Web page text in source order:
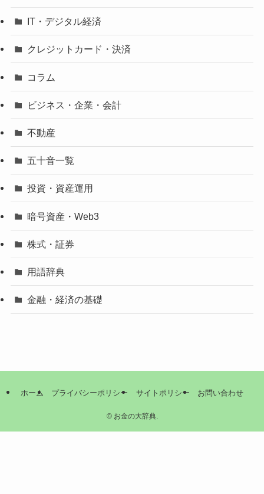
IT・デジタル経済
クレジットカード・決済
コラム
ビジネス・企業・会計
不動産
五十音一覧
投資・資産運用
暗号資産・Web3
株式・証券
用語辞典
金融・経済の基礎
ホーム プライバシーポリシー サイトポリシー お問い合わせ
©お金の大辞典.